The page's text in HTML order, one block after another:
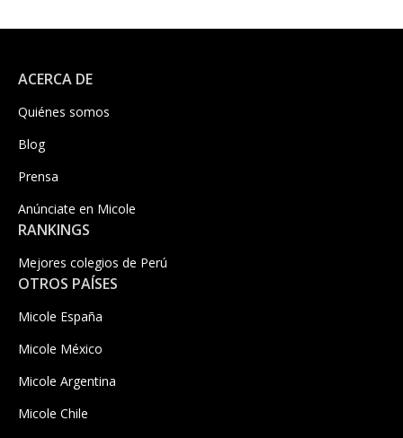
ACERCA DE
Quiénes somos
Blog
Prensa
Anúnciate en Micole
RANKINGS
Mejores colegios de Perú
OTROS PAÍSES
Micole España
Micole México
Micole Argentina
Micole Chile